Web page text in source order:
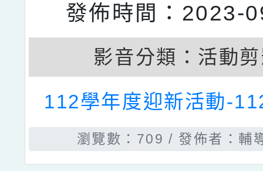
發佈時間：2023-
影音分類： 活動
112學年度迎新活動-
瀏覽數：709 發佈者：輔